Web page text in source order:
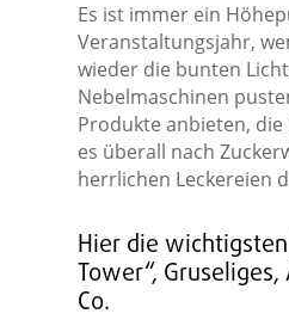
Es ist immer ein
Veranstaltungsjahr,
wieder die bunten
Nebelmaschinen
Produkte anbieten,
es überall nach
herrlichen Leckereien
Hier die
Tower“,
Co.